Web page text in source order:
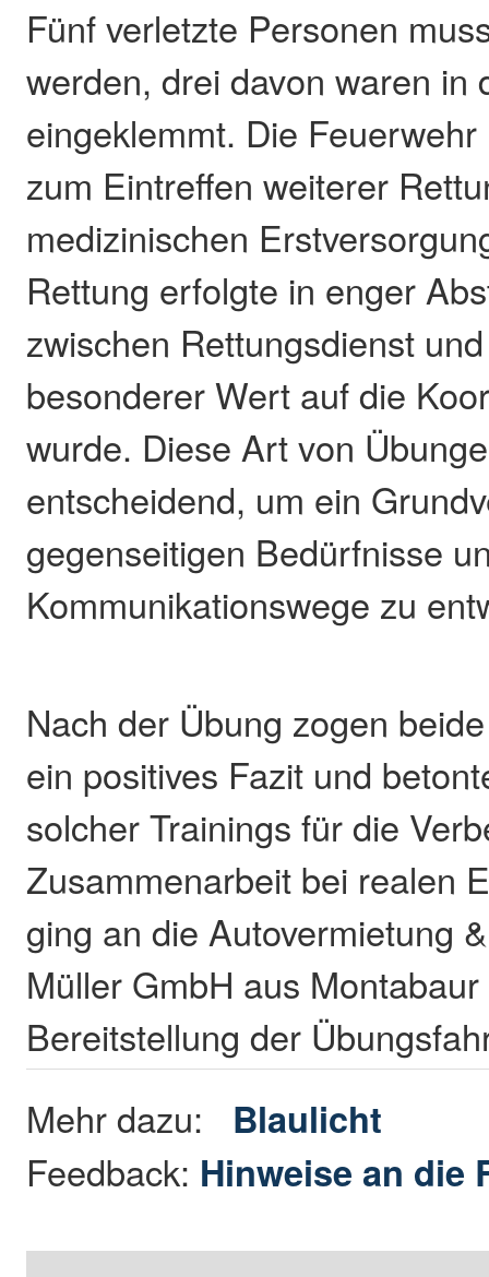
Fünf verletzte Personen
werden, drei davon waren in
eingeklemmt. Die
zum Eintreffen weiterer
medizinischen
Rettung erfolgte in enger
zwischen Rettungsdienst
besonderer Wert auf die
wurde. Diese Art von
entscheidend, um ein
gegenseitigen Bedürfnisse
Kommunikationswege zu
Nach der Übung zogen
ein positives Fazit und
solcher Trainings für die
Zusammenarbeit bei realen
ging an die Autovermietung
Müller GmbH aus
Bereitstellung der
Mehr dazu: Blaulicht
Feedback: Hinweise an die